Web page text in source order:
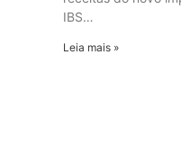
IBS…
Leia mais »